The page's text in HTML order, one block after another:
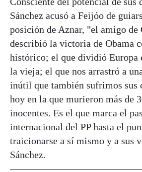
Sánchez acusó a Feijóo de
posición de Aznar, "el amigo
describió la victoria de Obama
histórico; el que dividió Europa
la vieja; el que nos arrastró a
inútil que también sufrimos sus
hoy en la que murieron más de
inocentes. Es el que marca el
internacional del PP hasta el
traicionarse a sí mismo y a sus
Sánchez.